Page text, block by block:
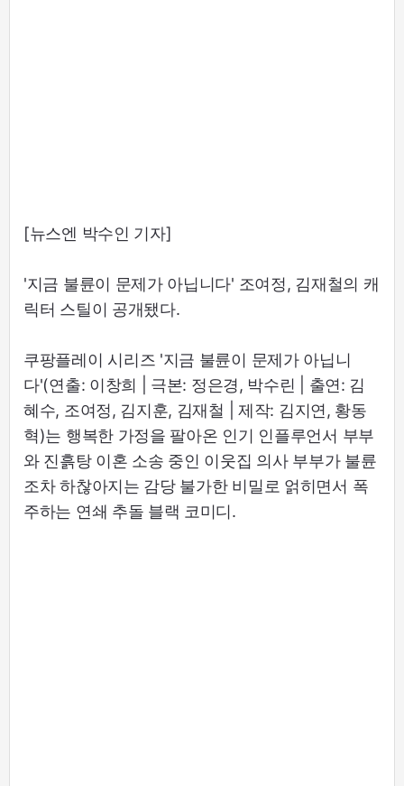
[뉴스엔 박수인 기자]
'지금 불륜이 문제가 아닙니다' 조여정, 김재철의 캐
릭터 스틸이 공개됐다.
쿠팡플레이 시리즈 '지금 불륜이 문제가 아닙니
다'(연출: 이창희 | 극본: 정은경, 박수린 | 출연: 김
혜수, 조여정, 김지훈, 김재철 | 제작: 김지연, 황동
혁)는 행복한 가정을 팔아온 인기 인플루언서 부부
와 진흙탕 이혼 소송 중인 이웃집 의사 부부가 불륜
조차 하찮아지는 감당 불가한 비밀로 얽히면서 폭
주하는 연쇄 추돌 블랙 코미디.